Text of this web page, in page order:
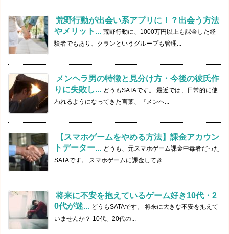
荒野行動が出会い系アプリに！？出会う方法
やメリット... 荒野行動に、1000万円以上も課金した経
験者でもあり、クランというグループも管理...
メンヘラ男の特徴と見分け方・今後の彼氏作
りに失敗し... どうもSATAです。 最近では、日常的に使
われるようになってきた言葉、『メンヘ...
【スマホゲームをやめる方法】課金アカウン
トデーター... どうも、元スマホゲーム課金中毒者だった
SATAです。 スマホゲームに課金してき...
将来に不安を抱えているゲーム好き10代・2
0代が迷... どうもSATAです。 将来に大きな不安を抱えて
いませんか？ 10代、20代の...